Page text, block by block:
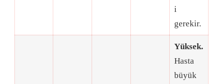
i
gerekir.
Yüksek.
Hasta
büyük